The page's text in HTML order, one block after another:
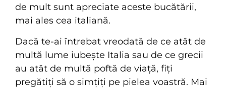
de mult sunt apreciate aceste bucătării,
mai ales cea italiană.
Dacă te-ai întrebat vreodată de ce atât de
multă lume iubește Italia sau de ce grecii
au atât de multă poftă de viață, fiți
pregătiți să o simțiți pe pielea voastră. Mai